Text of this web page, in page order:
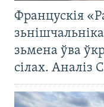
Францускія
зьмена ўва
сілах. Аналіз